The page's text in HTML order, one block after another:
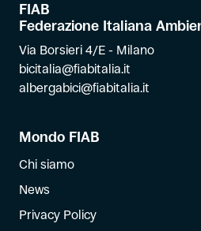
FIAB
Federazione Italiana
Via Borsieri 4/E - Milano
bicitalia@fiabitalia.it
albergabici@fiabitalia.it
Mondo FIAB
Chi siamo
News
Privacy Policy